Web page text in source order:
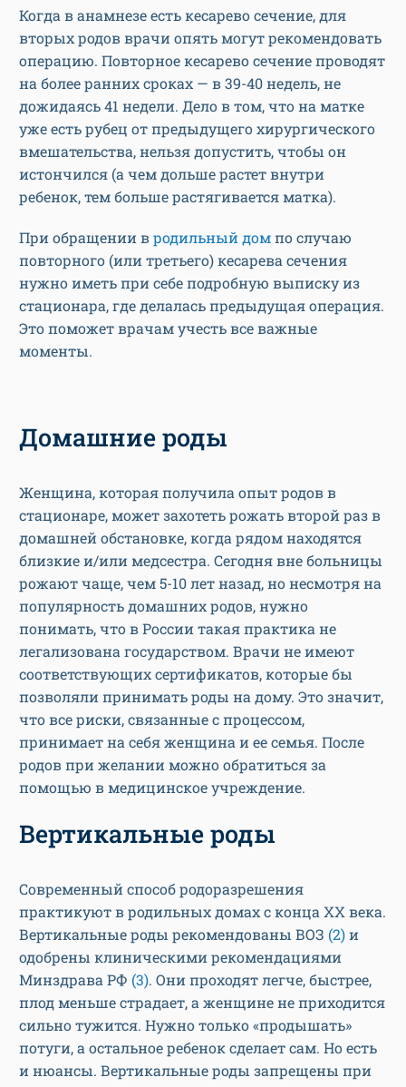
Когда в анамнезе есть кесарево сечение, для
вторых родов врачи опять могут рекомендовать
операцию. Повторное кесарево сечение проводят
на более ранних сроках — в 39-40 недель, не
дожидаясь 41 недели. Дело в том, что на матке
уже есть рубец от предыдущего хирургического
вмешательства, нельзя допустить, чтобы он
истончился (а чем дольше растет внутри
ребенок, тем больше растягивается матка).
При обращении вродильный домпо случаю
повторного (или третьего) кесарева сечения
нужно иметь при себе подробную выписку из
стационара, где делалась предыдущая операция.
Это поможет врачам учесть все важные
моменты.
Женщина, которая получила опыт родов в
домашней обстановке, когда рядом находятся
близкие и/или медсестра. Сегодня вне больницы
рожают чаще, чем 5-10 лет назад, но несмотря на
популярность домашних родов, нужно
понимать, что в России такая практика не
легализована государством. Врачи не имеют
соответствующих сертификатов, которые бы
позволяли принимать роды на дому. Это значит,
что все риски, связанные с процессом,
принимает на себя женщина и ее семья. После
родов при желании можно обратиться за
помощью в медицинское учреждение.
Вертикальные роды
Современный способ родоразрешения
Вертикальные роды рекомендованы ВОЗ
одобрены клиническими рекомендациями
Минздрава РФ(3). Они проходят легче, быстрее,
плод меньше страдает, а женщине не приходится
сильно тужится. Нужно только «продышать»
потуги, а остальное ребенок сделает сам. Но есть
и нюансы. Вертикальные роды запрещены при
тазовом предлежании, варикозном расширении
вен,геморроеи лимфостазе нижних